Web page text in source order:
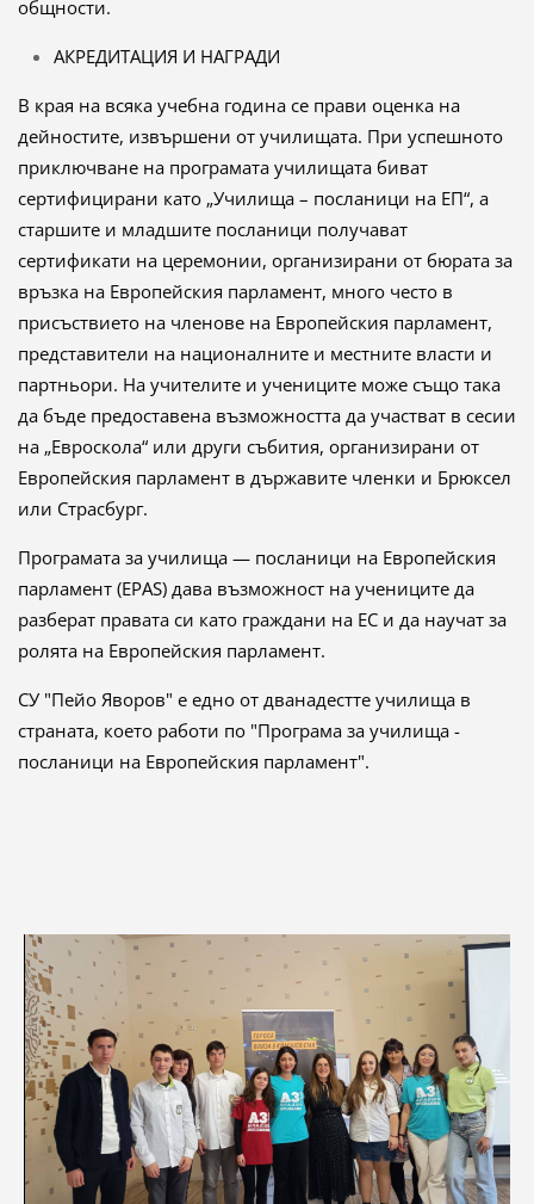
общности.
АКРЕДИТАЦИЯ И НАГРАДИ
В края на всяка учебна година се прави оценка на
дейностите, извършени от училищата. При успешното
приключване на програмата училищата биват
сертифицирани като „Училища – посланици на ЕП“, а
старшите и младшите посланици получават
сертификати на церемонии, организирани от бюрата за
връзка на Европейския парламент, много често в
присъствието на членове на Европейския парламент,
представители на националните и местните власти и
партньори. На учителите и учениците може също така
да бъде предоставена възможността да участват в сесии
на „Евроскола“ или други събития, организирани от
Европейския парламент в държавите членки и Брюксел
или Страсбург.
Програмата за училища — посланици на Европейския
парламент (EPAS) дава възможност на учениците да
разберат правата си като граждани на ЕС и да научат за
ролята на Европейския парламент.
СУ "Пейо Яворов" е едно от дванадестте училища в
страната, което работи по "Програма за училища -
посланици на Европейския парламент".